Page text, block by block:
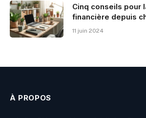
Cinq conseils pour
financière depuis
11 juin 2024
À PROPOS